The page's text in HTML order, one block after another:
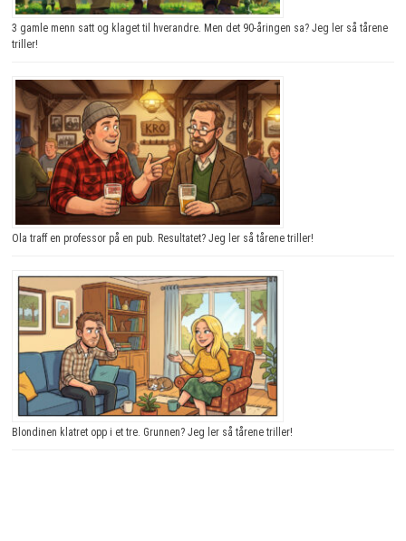
3 gamle menn satt og klaget til hverandre. Men det 90-åringen sa? Jeg ler så tårene
triller!
Ola traff en professor på en pub. Resultatet? Jeg ler så tårene triller!
Blondinen klatret opp i et tre. Grunnen? Jeg ler så tårene triller!